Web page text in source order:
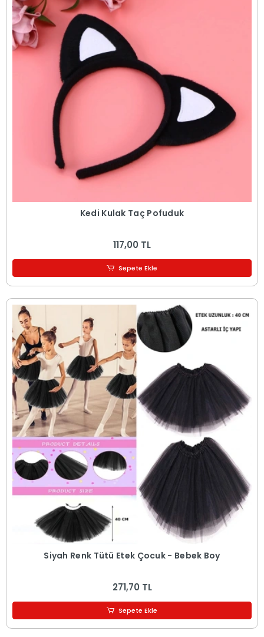
Kedi Kulak Taç Pofuduk
117,00 TL
Sepete Ekle
Siyah Renk Tütü Etek Çocuk - Bebek Boy
271,70 TL
Sepete Ekle